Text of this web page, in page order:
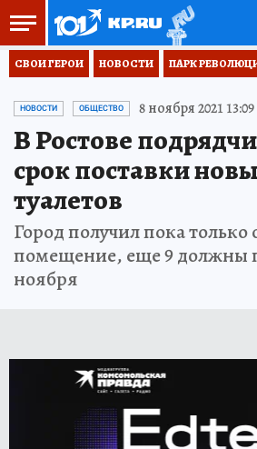
СВОИ ГЕРОИ НОВОСТИ ПАРК
НОВОСТИ ОБЩЕСТВО 8 ноября 2021 13:09
В Ростове
срок поставки
туалетов
Город получил пока только
помещение, еще 9 должны
ноября